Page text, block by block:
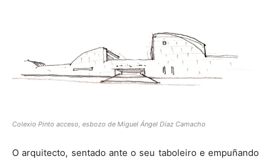
Colexio Pinto acceso, esbozo de Miguel Ángel Díaz Camacho
O arquitecto, sentado ante o seu taboleiro e empuñando